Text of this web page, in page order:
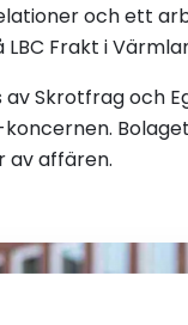
och ett
Frakt i
av Skrotfrag
koncernen.
av affären.